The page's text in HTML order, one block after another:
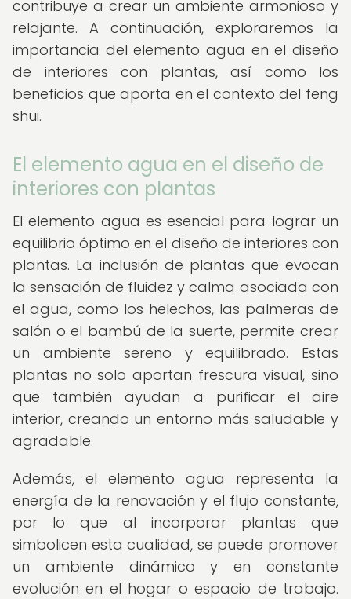
contribuye a crear un ambiente armonioso y
relajante. A continuación, exploraremos la
importancia del elemento agua en el diseño
de interiores con plantas, así como los
beneficios que aporta en el contexto del feng
shui.
El elemento agua en el diseño de
interiores con plantas
El elemento agua es esencial para lograr un
equilibrio óptimo en el diseño de interiores con
plantas. La inclusión de plantas que evocan
la sensación de fluidez y calma asociada con
el agua, como los helechos, las palmeras de
salón o el bambú de la suerte, permite crear
un ambiente sereno y equilibrado. Estas
plantas no solo aportan frescura visual, sino
que también ayudan a purificar el aire
interior, creando un entorno más saludable y
agradable.
Además, el elemento agua representa la
energía de la renovación y el flujo constante,
por lo que al incorporar plantas que
simbolicen esta cualidad, se puede promover
un ambiente dinámico y en constante
evolución en el hogar o espacio de trabajo.